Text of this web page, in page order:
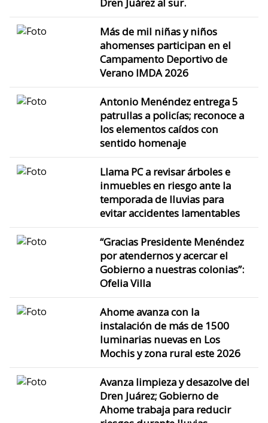
Más de mil niñas y niños
ahomenses participan en el
Campamento Deportivo de
Verano IMDA 2026
Antonio Menéndez entrega 5
patrullas a policías; reconoce a
los elementos caídos con
sentido homenaje
Llama PC a revisar árboles e
inmuebles en riesgo ante la
temporada de lluvias para
evitar accidentes lamentables
“Gracias Presidente Menéndez
por atendernos y acercar el
Gobierno a nuestras colonias”:
Ofelia Villa
Ahome avanza con la
instalación de más de 1500
luminarias nuevas en Los
Mochis y zona rural este 2026
Avanza limpieza y desazolve del
Dren Juárez; Gobierno de
Ahome trabaja para reducir